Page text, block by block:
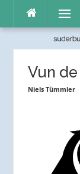
Inhalt
Menü
Vun
Niels Tümmler